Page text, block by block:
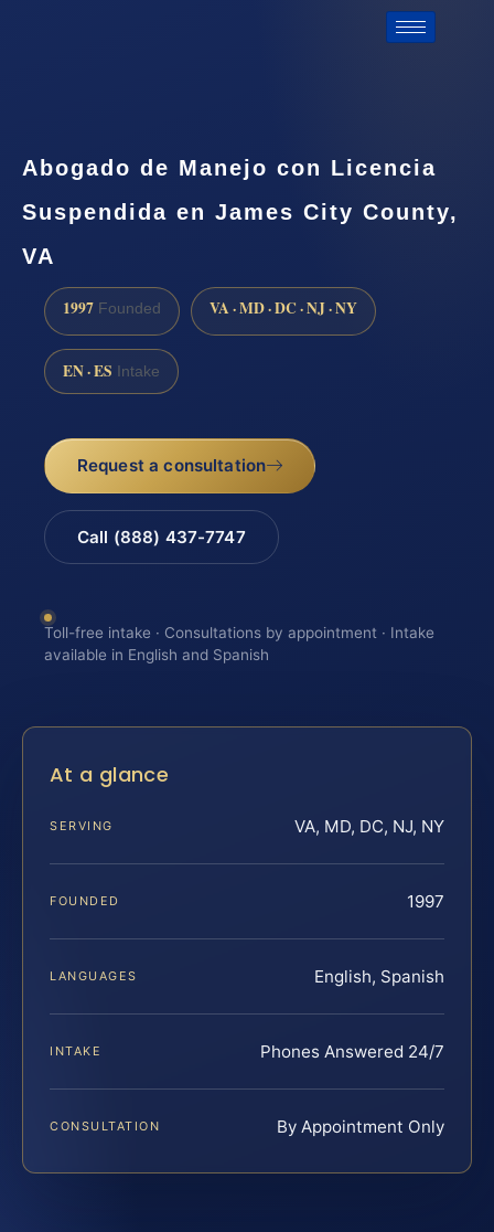
Abogado de Manejo con Licencia
Suspendida en James City County,
VA
1997 Founded VA · MD · DC · NJ · NY
EN · ES Intake
Request a consultation
Call (888) 437-7747
Toll-free intake · Consultations by appointment · Intake
available in English and Spanish
At a glance
SERVING VA, MD, DC, NJ, NY
FOUNDED 1997
LANGUAGES English, Spanish
INTAKE Phones Answered 24/7
CONSULTATION By Appointment Only